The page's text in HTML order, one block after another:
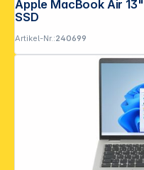
Apple MacBook Air 13" Himmelblau M5 16GB 1TB
SSD
Artikel-Nr.:240699